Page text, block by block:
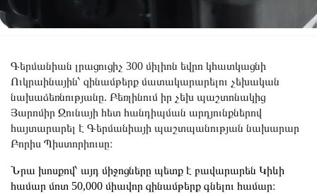
Գերմանիան լրացուցիչ 300 միլիոն եվրո կհատկացնի
Ուկրաինային՝ զինամթերք մատակարարելու չեխական
նախաձեռնությանը. Բեռլինում իր չեխ պաշտոնակից
Յարոմիր Զունայի հետ հանդիպման արդյունքներով
հայտարարել է Գերմանիայի պաշտպանության նախարար
Բորիս Պիստորիուսը։
Նրա խոսքով՝ այդ միջոցները պետք է բավարարեն Կիևի
համար մոտ 50,000 միավոր զինամթերք գնելու համար։